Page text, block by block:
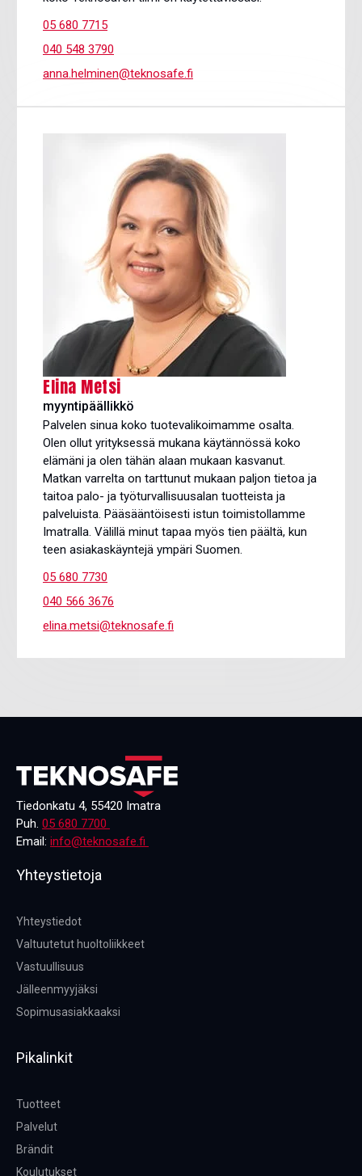
05 680 7715
040 548 3790
anna.helminen@teknosafe.fi
Elina Metsi
myyntipäällikkö
Palvelen sinua koko tuotevalikoimamme osalta.
Olen ollut yrityksessä mukana käytännössä koko
elämäni ja olen tähän alaan mukaan kasvanut.
Matkan varrelta on tarttunut mukaan paljon tietoa ja
taitoa palo- ja työturvallisuusalan tuotteista ja
palveluista. Pääsääntöisesti istun toimistollamme
Imatralla. Välillä minut tapaa myös tien päältä, kun
teen asiakaskäyntejä ympäri Suomen.
05 680 7730
040 566 3676
elina.metsi@teknosafe.fi
Tiedonkatu 4, 55420 Imatra
Puh. 05 680 7700
Email: info@teknosafe.fi
Yhteystietoja
Yhteystiedot
Valtuutetut huoltoliikkeet
Vastuullisuus
Jälleenmyyjäksi
Sopimusasiakkaaksi
Pikalinkit
Tuotteet
Palvelut
Brändit
Koulutukset